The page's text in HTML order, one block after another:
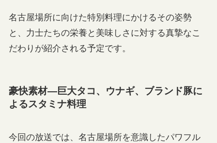
名古屋場所に向けた特別料理にかけるその姿勢
と、力士たちの栄養と美味しさに対する真摯なこ
だわりが紹介される予定です。
豪快素材—巨大タコ、ウナギ、ブランド豚に
よるスタミナ料理
今回の放送では、名古屋場所を意識したパワフル